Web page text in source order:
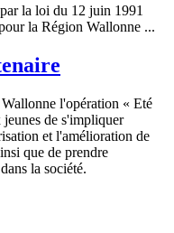
la loi du 12 juin 1991
la Région Wallonne ...
l'opération « Eté
de s'impliquer
et l'amélioration de
que de prendre
la société.